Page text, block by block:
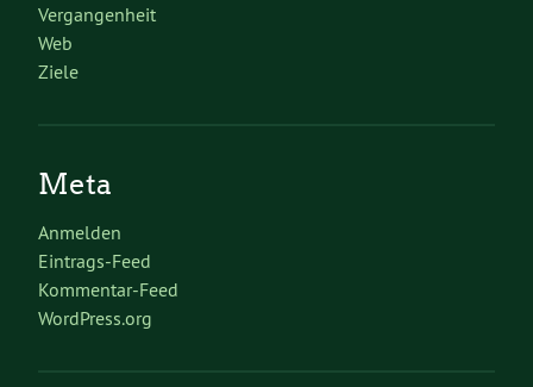
Vergangenheit
Web
Ziele
Meta
Anmelden
Eintrags-Feed
Kommentar-Feed
WordPress.org